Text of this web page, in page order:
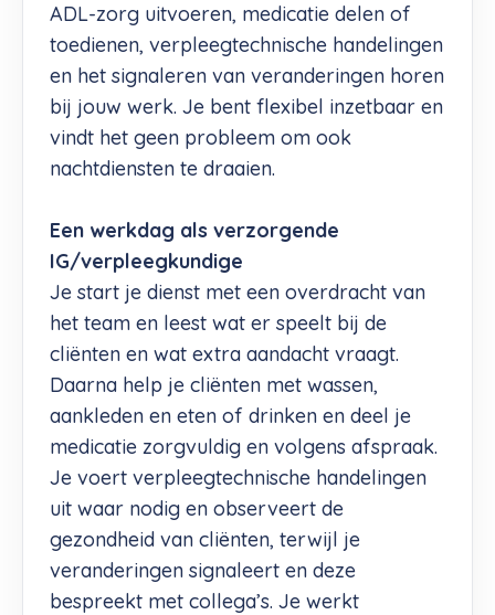
ADL-zorg uitvoeren, medicatie delen of
toedienen, verpleegtechnische handelingen
en het signaleren van veranderingen horen
bij jouw werk. Je bent flexibel inzetbaar en
vindt het geen probleem om ook
nachtdiensten te draaien.
Een werkdag als verzorgende
IG/verpleegkundige
Je start je dienst met een overdracht van
het team en leest wat er speelt bij de
cliënten en wat extra aandacht vraagt.
Daarna help je cliënten met wassen,
aankleden en eten of drinken en deel je
medicatie zorgvuldig en volgens afspraak.
Je voert verpleegtechnische handelingen
uit waar nodig en observeert de
gezondheid van cliënten, terwijl je
veranderingen signaleert en deze
bespreekt met collega’s. Je werkt